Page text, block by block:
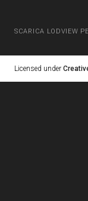
SCARICA LODVIEW
Licensed under